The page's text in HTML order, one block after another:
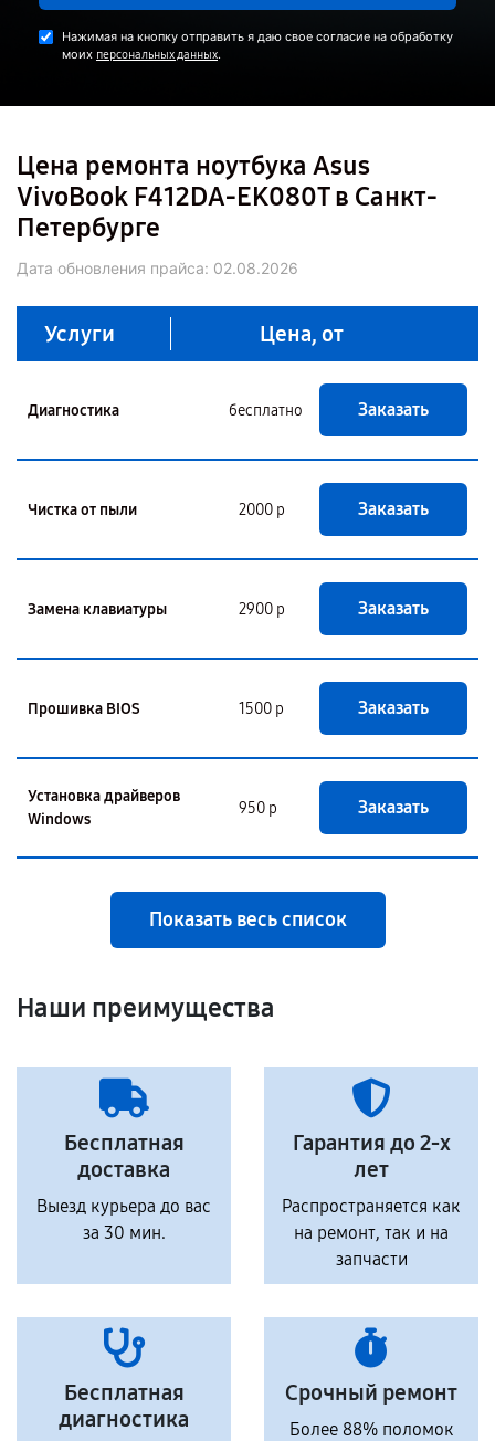
Нажимая на кнопку отправить я даю свое согласие на обработку
моих персональных данных.
Цена ремонта ноутбука Asus
VivoBook F412DA-EK080T в Санкт-
Петербурге
Дата обновления прайса: 02.08.2026
Услуги Цена, от
Диагностика бесплатно Заказать
Чистка от пыли 2000 р Заказать
Замена клавиатуры 2900 р Заказать
Прошивка BIOS 1500 р Заказать
Установка драйверов
Windows
950 р Заказать
Показать весь список
Наши преимущества
Бесплатная
доставка
Выезд курьера до вас
за 30 мин.
Гарантия до 2-х
лет
Распространяется как
на ремонт, так и на
запчасти
Бесплатная
диагностика
Срочный ремонт
Более 88% поломок